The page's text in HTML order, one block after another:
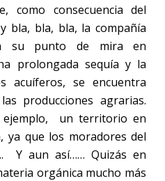
como consecuencia del
bla, bla, bla, la compañía
su punto de mira en
prolongada sequía y la
acuíferos, se encuentra
producciones agrarias.
ejemplo, un territorio en
ya que los moradores del
Y aun así…… Quizás en
orgánica mucho más